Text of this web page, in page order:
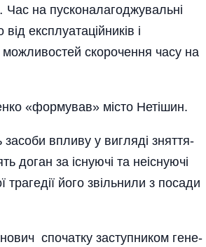
Час на пусконалаго­джувальні
експлуатаційників і
скорочення часу на
«формував» місто Нетішин.
засоби впливу у вигляді зняття­
доган за існуючі та неіснуючі
його звільнили з посади
спочатку заступником гене­